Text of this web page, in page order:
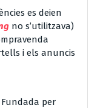
es deien
no s’utilitzava)
i els anuncis
Fundada per